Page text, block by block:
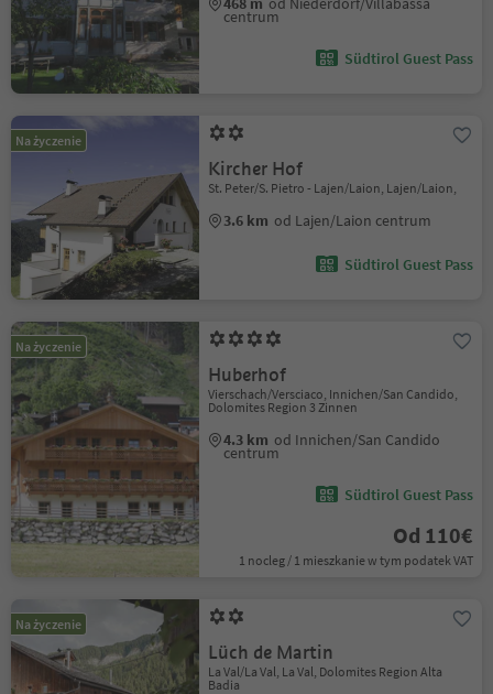
centrum
Südtirol Guest Pass
Na życzenie
Kircher Hof
St. Peter/S. Pietro - Lajen/Laion, Lajen/Laion,
3.6 km od Lajen/Laion centrum
Südtirol Guest Pass
Na życzenie
Huberhof
Vierschach/Versciaco, Innichen/San Candido,
Dolomites Region 3 Zinnen
4.3 km od Innichen/San Candido
centrum
Südtirol Guest Pass
Od 110€
1 nocleg / 1 mieszkanie w tym podatek VAT
Na życzenie
Lüch de Martin
La Val/La Val, La Val, Dolomites Region Alta
Badia